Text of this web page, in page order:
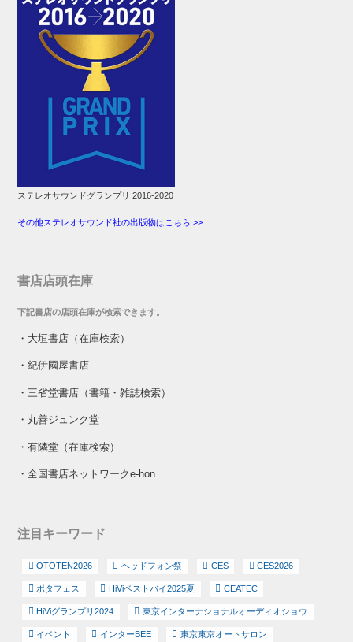
ステレオサウンドグランプリ 2016-2020
その他ステレオサウンド社の出版物はこちら >>
書店店頭在庫
下記書店の店頭在庫が検索できます。
・ 大垣書店（在庫検索）
・紀伊國屋書店
・ 三省堂書店（書籍・雑誌検索）
・ 丸善ジュンク堂
・有隣堂（在庫検索）
・全国書店ネットワークe-hon
注目キーワード
OTOTEN2026 ヘッドフォン祭 CES CES2026
ポタフェス HiViベストバイ2025夏 CEATEC
HiViグランプリ2024 東京インターナショナルオーディオショウ
イベント インターBEE 東京東京オートサロン